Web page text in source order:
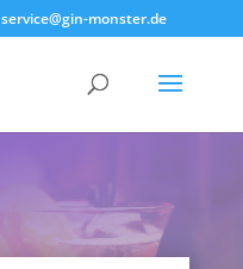
service@gin-monster.de